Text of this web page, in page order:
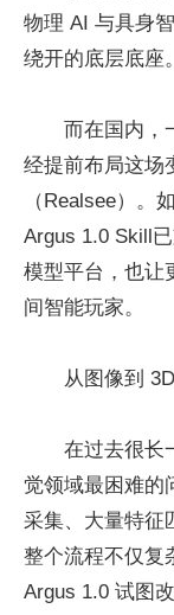
物理 AI 与具身
绕开的底层底座。
而在国内，
经提前布局这
（Realsee）。
Argus 1.0 Skill
模型平台，也让
间智能玩家。
从图像到
在过去很长
觉领域最困难的
采集、大量特征
整个流程不仅复
Argus 1.0 试图